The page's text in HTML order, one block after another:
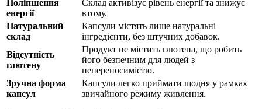
Поліпшення
енергії
Склад активізує рівень енергії та знижує
втому.
Натуральний
склад
Капсули містять лише натуральні
інгредієнти, без штучних добавок.
Відсутність
глютену
Продукт не містить глютена, що робить
його безпечним для людей з
непереносимістю.
Зручна форма
капсул
Капсули легко приймати щодня у рамках
звичайного режиму живлення.